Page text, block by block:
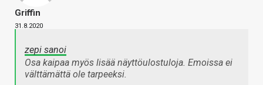
Griffin
31.8.2020
zepi sanoi
Osa kaipaa myös lisää näyttöulostuloja. Emoissa ei
välttämättä ole tarpeeksi.